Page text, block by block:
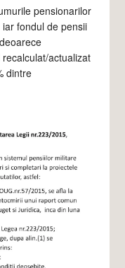
pensionarilor
fondul de pensii
actualizat
dintre